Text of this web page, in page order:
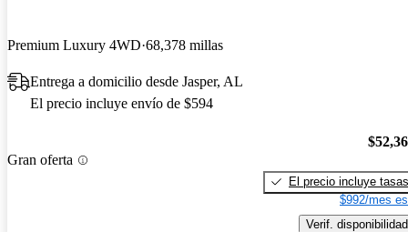
Premium Luxury 4WD 68,378 millas
Entrega a domicilio desde Jasper, AL
El precio incluye envío de $594
Gran oferta
El precio incluye tasas
$992/mes
Verif. disponibilidad